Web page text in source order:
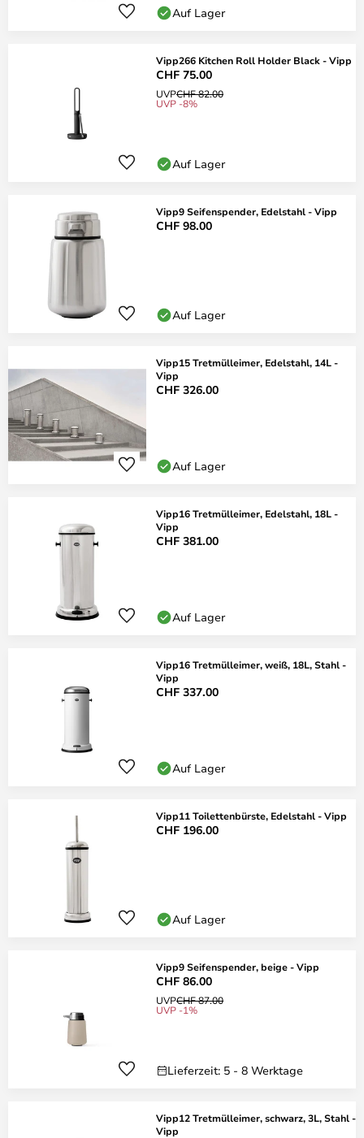
Auf Lager
Vipp266 Kitchen Roll Holder Black - Vipp
CHF 75.00
UVPCHF 82.00
UVP -8%
Auf Lager
Vipp9 Seifenspender, Edelstahl - Vipp
CHF 98.00
Auf Lager
Vipp15 Tretmülleimer, Edelstahl, 14L -
Vipp
CHF 326.00
Auf Lager
Vipp16 Tretmülleimer, Edelstahl, 18L -
Vipp
CHF 381.00
Auf Lager
Vipp16 Tretmülleimer, weiß, 18L, Stahl -
Vipp
CHF 337.00
Auf Lager
Vipp11 Toilettenbürste, Edelstahl - Vipp
CHF 196.00
Auf Lager
Vipp9 Seifenspender, beige - Vipp
CHF 86.00
UVPCHF 87.00
UVP -1%
Lieferzeit: 5 - 8 Werktage
Vipp12 Tretmülleimer, schwarz, 3L, Stahl -
Vipp